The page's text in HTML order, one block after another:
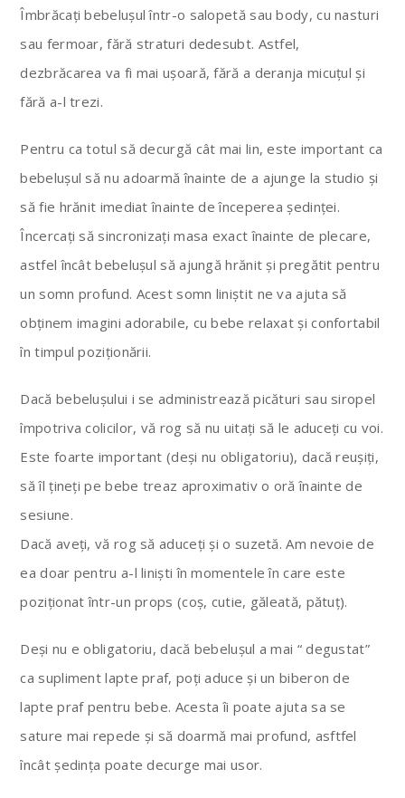
Îmbrăcați bebelușul într-o salopetă sau body, cu nasturi
sau fermoar, fără straturi dedesubt. Astfel,
dezbrăcarea va fi mai ușoară, fără a deranja micuțul și
fără a-l trezi.
Pentru ca totul să decurgă cât mai lin, este important ca
bebelușul să nu adoarmă înainte de a ajunge la studio și
să fie hrănit imediat înainte de începerea ședinței.
Încercați să sincronizați masa exact înainte de plecare,
astfel încât bebelușul să ajungă hrănit și pregătit pentru
un somn profund. Acest somn liniștit ne va ajuta să
obținem imagini adorabile, cu bebe relaxat și confortabil
în timpul poziționării.
Dacă bebelușului i se administrează picături sau siropel
împotriva colicilor, vă rog să nu uitați să le aduceți cu voi.
Este foarte important (deși nu obligatoriu), dacă reușiți,
să îl țineți pe bebe treaz aproximativ o oră înainte de
sesiune.
Dacă aveți, vă rog să aduceți și o suzetă. Am nevoie de
ea doar pentru a-l liniști în momentele în care este
poziționat într-un props (coș, cutie, găleată, pătuț).
Deși nu e obligatoriu, dacă bebelușul a mai “ degustat”
ca supliment lapte praf, poți aduce și un biberon de
lapte praf pentru bebe. Acesta îi poate ajuta sa se
sature mai repede și să doarmă mai profund, asftfel
încât ședința poate decurge mai usor.